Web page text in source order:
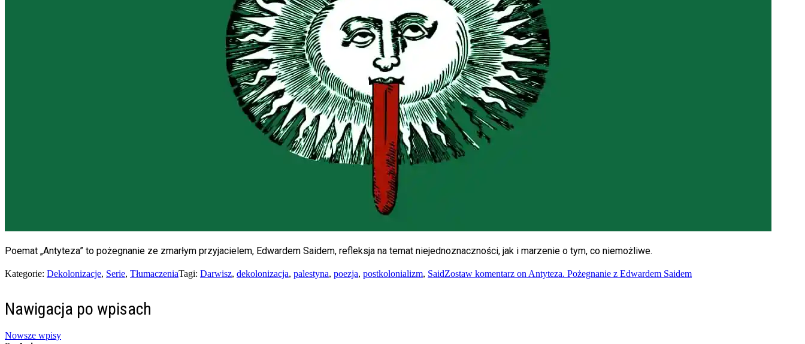
Poemat „Antyteza” to pożegnanie ze zmarłym przyjacielem, Edwardem Saidem, refleksja na temat niejednoznaczności, jak i marzenie o tym, co niemożliwe.
Kategorie: Dekolonizacje, Serie, TłumaczeniaTagi: Darwisz, dekolonizacja, palestyna, poezja, postkolonializm, SaidZostaw komentarz on Antyteza. Pożegnanie z Edwardem Saidem
Nawigacja po wpisach
Nowsze wpisy